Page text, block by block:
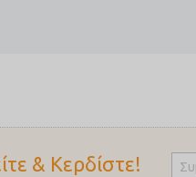
& Κερδίστε!